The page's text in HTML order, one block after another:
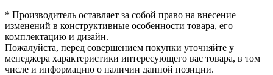
* Производитель оставляет за собой право на внесение
изменений в конструктивные особенности товара, его
комплектацию и дизайн.
Пожалуйста, перед совершением покупки уточняйте у
менеджера характеристики интересующего вас товара, в том
числе и информацию о наличии данной позиции.